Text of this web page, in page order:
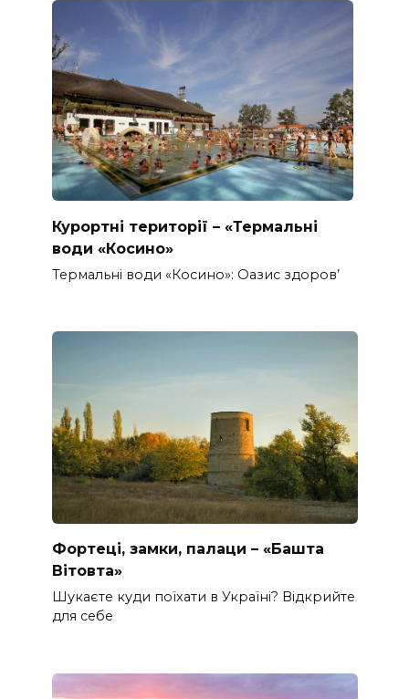
Курортні території – «Термальні
води «Косино»
Термальні води «Косино»: Оазис здоров’
Фортеці, замки, палаци – «Башта
Вітовта»
Шукаєте куди поїхати в Україні? Відкрийте
для себе